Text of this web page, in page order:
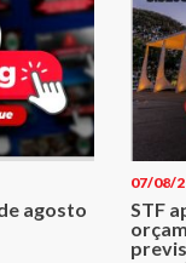
agosto
07/08/
STF